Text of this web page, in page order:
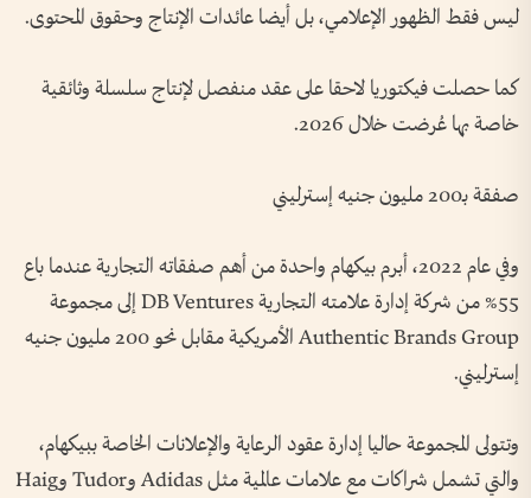
ليس فقط الظهور الإعلامي، بل أيضا عائدات الإنتاج وحقوق المحتوى.
كما حصلت فيكتوريا لاحقا على عقد منفصل لإنتاج سلسلة وثائقية
خاصة بها عُرضت خلال 2026.
صفقة بـ200 مليون جنيه إسترليني
وفي عام 2022، أبرم بيكهام واحدة من أهم صفقاته التجارية عندما باع
55% من شركة إدارة علامته التجارية DB Ventures إلى مجموعة
Authentic Brands Group الأمريكية مقابل نحو 200 مليون جنيه
إسترليني.
وتتولى المجموعة حاليا إدارة عقود الرعاية والإعلانات الخاصة ببيكهام،
والتي تشمل شراكات مع علامات عالمية مثل Adidas وTudor وHaig